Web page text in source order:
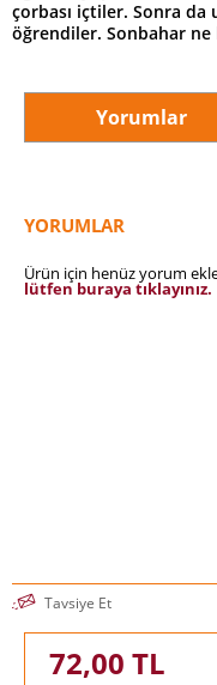
çorbası içtiler. Sonra da
öğrendiler. Sonbahar
Yorumlar
YORUMLAR
Ürün için henüz yorum
lütfen buraya tıklayınız.
Tavsiye Et
72,00 TL